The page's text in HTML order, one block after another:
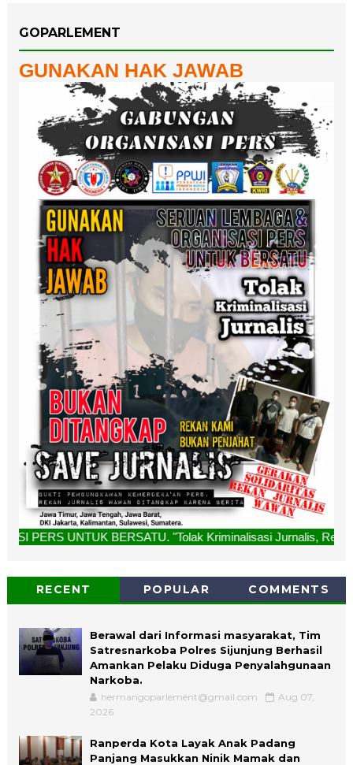
GOPARLEMENT
GUNAKAN HAK JAWAB
BERSATU. "Tolak Kriminalisasi Jurnalis, Rekan Kami
RECENT POPULAR COMMENTS
Berawal dari Informasi masyarakat, Tim
Satresnarkoba Polres Sijunjung Berhasil
Amankan Pelaku Diduga Penyalahgunaan
Narkoba.
hermangoparlement@gmail.com
Aug 07,
2026
Ranperda Kota Layak Anak Padang
Panjang Masukkan Ninik Mamak dan